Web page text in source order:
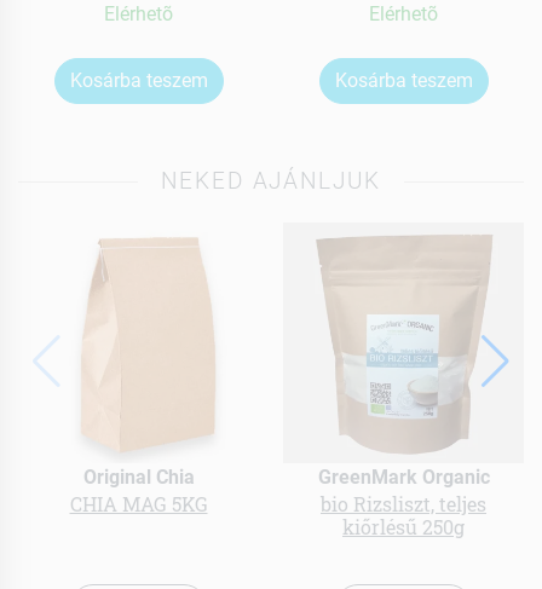
Elérhetõ
Kosárba teszem
Elérhetõ
Kosárba teszem
NEKED AJÁNLJUK
Original Chia
CHIA MAG 5KG
GreenMark Organic
bio Rizsliszt, teljes
kiőrlésű 250g